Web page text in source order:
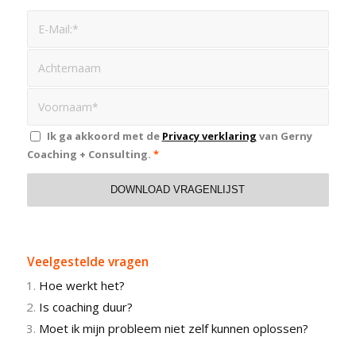
Ik ga akkoord met de Privacy verklaring van Gerny
Coaching + Consulting. *
Veelgestelde vragen
Hoe werkt het?
Is coaching duur?
Moet ik mijn probleem niet zelf kunnen oplossen?